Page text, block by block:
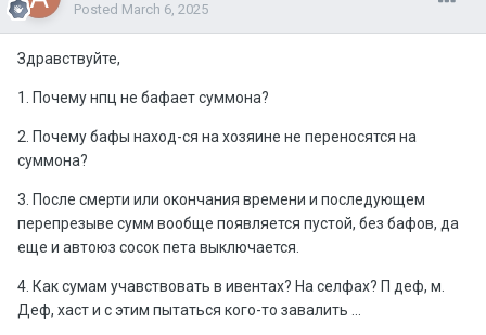
Posted March 6, 2025
Здравствуйте,
1. Почему нпц не бафает суммона?
2. Почему бафы наход-ся на хозяине не переносятся на
суммона?
3. После смерти или окончания времени и последующем
перепрезыве сумм вообще появляется пустой, без бафов, да
еще и автоюз сосок пета выключается.
4. Как сумам учавствовать в ивентах? На селфах? П деф, м.
Деф, хаст и с этим пытаться кого-то завалить ...